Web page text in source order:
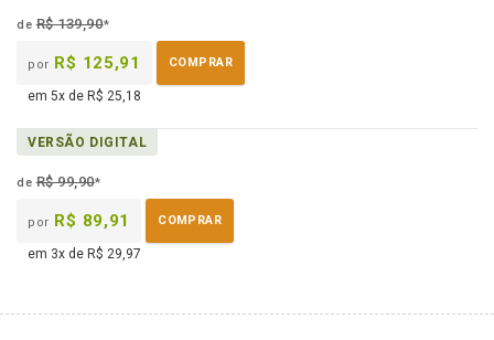
deR$ 139,90*
por R$ 125,91 COMPRAR
em 5x de R$ 25,18
VERSÃO DIGITAL
deR$ 99,90*
por R$ 89,91 COMPRAR
em 3x de R$ 29,97